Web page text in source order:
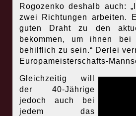
Rogozenko deshalb auch:
zwei Richtungen arbeiten.
guten Draht zu den
bekommen, um ihnen
behilflich zu sein.“ Derlei
Europameisterschafts-
Gleichzeitig will
der 40-Jährige
jedoch auch bei
jedem das